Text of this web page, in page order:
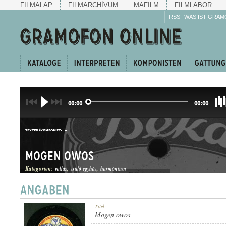
FILMALAP FILMARCHÍVUM MAFILM FILMLABOR
RSS WAS IST
00:00 00:00
TEXTER/KOMPONIST: -
ZSIDÓ TEMPLOMI ÉNEK
Mogen owos
Kategorien: vallás zsidó egyház harmónium
Titel:
Mogen owos